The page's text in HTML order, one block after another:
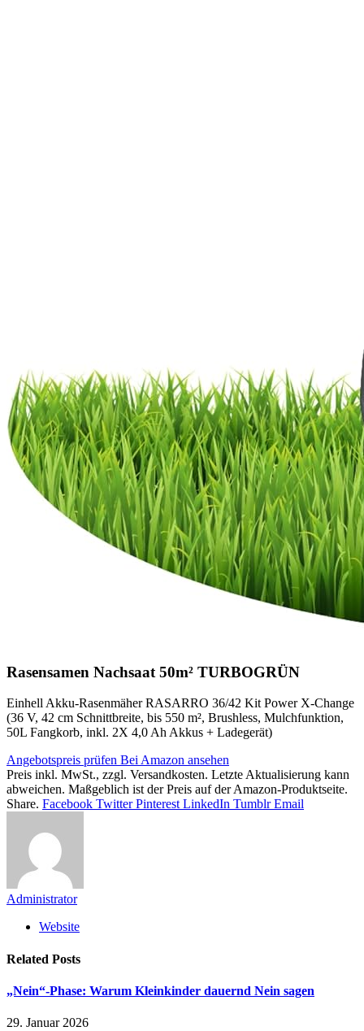
Rasensamen Nachsaat 50m² TURBOGRÜN
Einhell Akku-Rasenmäher RASARRO 36/42 Kit Power X-Change
(36 V, 42 cm Schnittbreite, bis 550 m², Brushless, Mulchfunktion,
50L Fangkorb, inkl. 2X 4,0 Ah Akkus + Ladegerät)
Angebotspreis prüfen Bei Amazon ansehen
Preis inkl. MwSt., zzgl. Versandkosten. Letzte Aktualisierung kann
abweichen. Maßgeblich ist der Preis auf der Amazon-Produktseite.
Share. Facebook Twitter Pinterest LinkedIn Tumblr Email
Administrator
Website
Related Posts
„Nein“-Phase: Warum Kleinkinder dauernd Nein sagen
29. Januar 2026